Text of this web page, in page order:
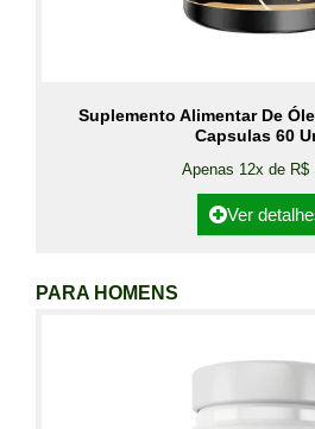
Suplemento Alimentar De
Capsulas 60
Apenas 12x de R$
Ver
PARA HOMENS